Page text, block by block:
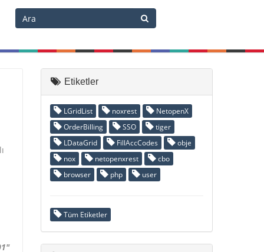
Etiketler
LGridList noxrest
NetopenX
OrderBilling
SSO
tiger
LDataGrid
FillAccCodes
obje
nox
netopenxrest
cbo
browser
php user
Tüm Etiketler